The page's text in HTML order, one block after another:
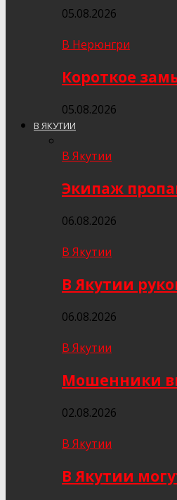
05.08.2026
В Нерюнгри
Короткое
05.08.2026
В ЯКУТИИ
В Якутии
Экипаж
06.08.2026
В Якутии
В Якутии
06.08.2026
В Якутии
Мошенники
02.08.2026
В Якутии
В Якутии